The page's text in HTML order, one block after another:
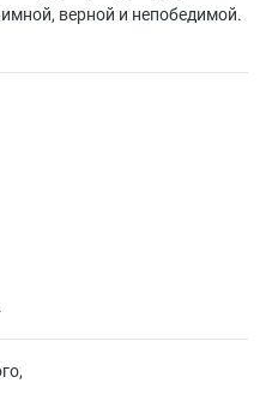
верной и непобедимой.